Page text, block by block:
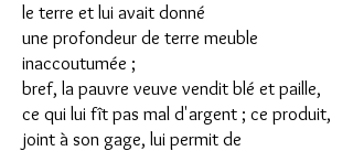
le terre et lui avait donné
une profondeur de terre meuble
inaccoutumée ;
bref, la pauvre veuve vendit blé et paille,
ce qui lui fît pas mal d'argent ; ce produit,
joint à son gage, lui permit de